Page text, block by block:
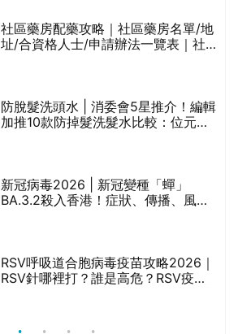
社區藥房配藥攻略｜社區藥房名單/地
址/合資格人士/申請辦法一覽表｜社
防脫髮洗頭水 | 消委會5星推介！編輯
加推10款防掉髮洗髮水比較：位元
新冠病毒2026 | 新冠變種「蟬」
BA.3.2殺入香港！症狀、傳播、風險
RSV呼吸道合胞病毒疫苗攻略2026｜
RSV針哪裡打？誰是高危？RSV疫苗